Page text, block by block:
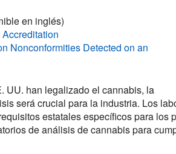
en inglés)
Nonconformities Detected on an
UU. han legalizado el cannabis, la
será crucial para la industria. Los
estatales específicos para los
de análisis de cannabis para